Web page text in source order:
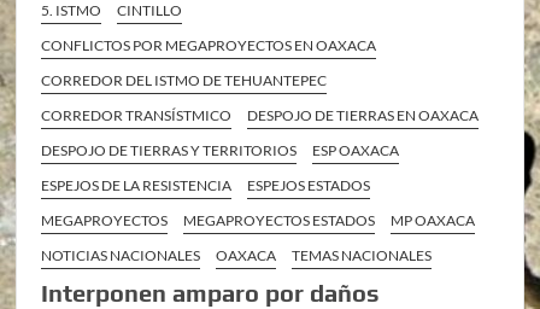
5. ISTMO
CINTILLO
CONFLICTOS POR MEGAPROYECTOS EN OAXACA
CORREDOR DEL ISTMO DE TEHUANTEPEC
CORREDOR TRANSÍSTMICO
DESPOJO DE TIERRAS EN OAXACA
DESPOJO DE TIERRAS Y TERRITORIOS
ESP OAXACA
ESPEJOS DE LA RESISTENCIA
ESPEJOS ESTADOS
MEGAPROYECTOS
MEGAPROYECTOS ESTADOS
MP OAXACA
NOTICIAS NACIONALES
OAXACA TEMAS NACIONALES
Interponen amparo por daños